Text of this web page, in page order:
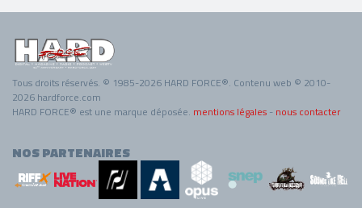
Tous droits réservés. © 1985-2026 HARD FORCE®. Contenu web © 2010-
2026 hardforce.com
HARD FORCE® est une marque déposée. mentions légales - nous contacter
NOS PARTENAIRES